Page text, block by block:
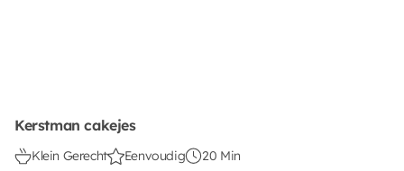
Kerstman cakejes
Klein Gerecht Eenvoudig 20 Min